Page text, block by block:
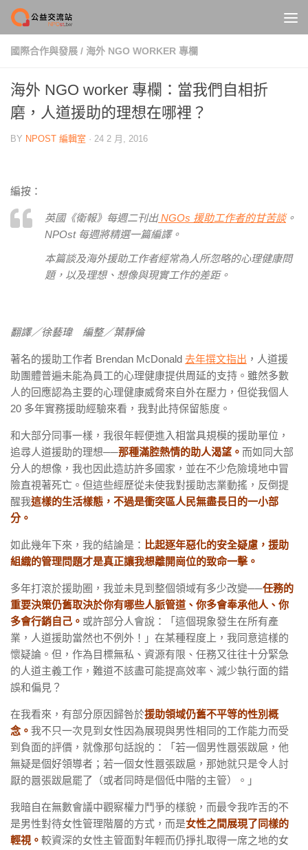
Skip to content
國際合作與發展 / 海外 NGO WORKER 專欄
海外 NGO worker 專欄：當我們自相折
磨，人道援助的理想在哪裡？
BY NPOST 編輯室 · 24 2 月, 2016
編按：
英國《衛報》每週二刊出NGOs 援助工作者的甘苦談。
NPOst 每週將精選一篇編譯。
本篇談及海外援助工作者經常為人所忽略的心理健康問
題，以及理想、想像與現實工作的差距。
翻譯／徐藝瑋 編整／葉靜倫
著名的援助工作者 Brendan McDonald 去年撰文指出 ，人道援
助團體普遍未能為員工的心理健康提供周延的支持。雖然多數
人的回應認為主要的心理健康威脅來自外在壓力，但從我個人
20 多年實務援助經驗來看，我對此持保留態度。
和大部分同事一樣，我很年輕便進入相當具規模的援助單位，
追尋人道援助的理想──那種滿腔熱情的助人渴望。 而如同大部
分人的想像，我也因此造訪許多國家，並在不少危險境地中冒
險直視著死亡。但這些經歷從未使我對援助志業動搖，反倒提
醒我這樣的生活樣態，不過是衝突區人民無盡長日的一小部
分。
如此幾年下來，我的結論是： 比起逐年惡化的安全疑慮，援助
組織的管理問題才是真正讓我想離開崗位的致命一擊。
多年打滾於援助圈，我並未見到整個領域有多少改變──任務的
重要決策仍舊取決於你有哪些人脈管道、你多會奉承他人、你
多會行銷自己。 或許部分人會說：「這個現象發生在所有產
業，人道援助當然也不例外！」在某種程度上，我同意這樣的
懷疑論。但，作為目標無私、資源有限、任務又往往十分緊急
的人道主義工作，難道不該盡可能提高效率、減少執行面的錯
誤和偏見？
在我看來，有部分原因歸咎於援助領域仍舊不平等的性別概
念。 我不只一次見到女性因為展現與男性相同的工作能力而受
到負面的評價，就像那句話說的：「若一個男性囂張跋扈，他
無疑是個好領導者；若一個女性囂張跋扈，那她就只是令人討
厭的囂張跋扈罷了（或者同時是個低中階的主管）。」
我暗自在無數會議中觀察權力鬥爭的樣貌，而最令我咋舌的不
是男性對待女性管理階層的方式，而是女性之間展現了同樣的
輕視。 較資深的女性主管面對年輕而仍掙扎取得一席之地的女